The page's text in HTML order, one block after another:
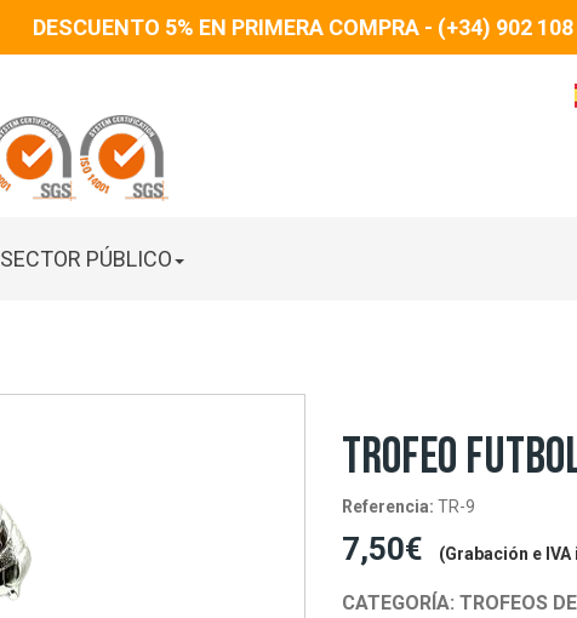
DESCUENTO 5% EN PRIMERA COMPRA - (+34) 902
SECTOR PÚBLICO
TROFEO
Referencia: TR-9
7,50€ (Grabación e
CATEGORÍA: TROFEOS